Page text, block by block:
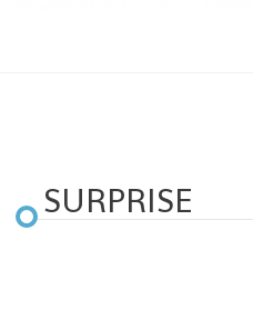
SURPRISE